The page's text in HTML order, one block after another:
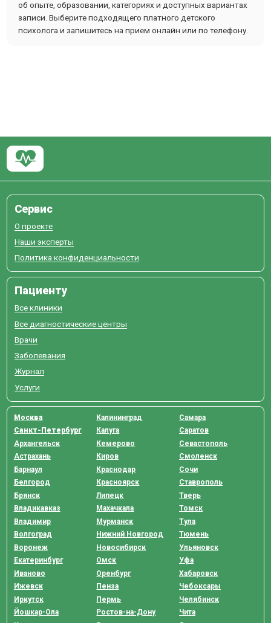
об опыте, образовании, категориях и доступных вариантах
записи. Выберите подходящего платного детского
психолога и запишитесь на прием онлайн или по телефону.
Сервис
О проекте
Наши эксперты
Политика конфиденциальности
Пациенту
Все клиники
Все диагностические центры
Врачи
Заболевания
Журнал
Услуги
Москва
Санкт-Петербург
Архангельск
Астрахань
Барнаул
Белгород
Брянск
Владикавказ
Владимир
Волгоград
Воронеж
Екатеринбург
Иваново
Ижевск
Иркутск
Йошкар-Ола
Калининград
Калуга
Кемерово
Киров
Краснодар
Красноярск
Липецк
Махачкала
Мурманск
Нижний Новгород
Новосибирск
Омск
Оренбург
Пенза
Пермь
Ростов-на-Дону
Самара
Саратов
Севастополь
Смоленск
Сочи
Ставрополь
Тверь
Томск
Тула
Тюмень
Ульяновск
Уфа
Хабаровск
Чебоксары
Челябинск
Чита